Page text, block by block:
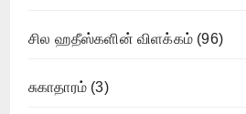
சில ஹதீஸ்களின் விளக்கம் (96)
சுகாதாரம் (3)